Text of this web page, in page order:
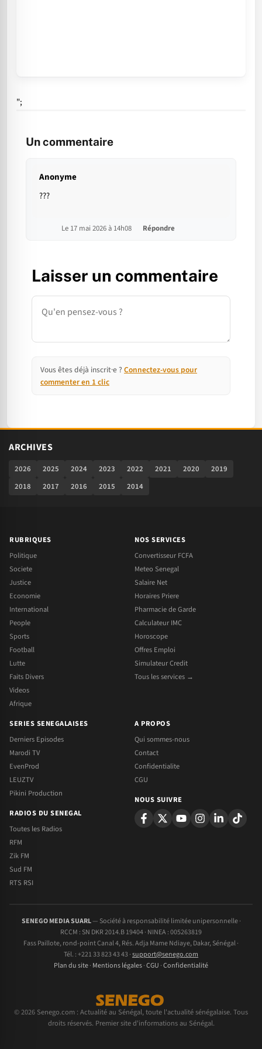
";
Un commentaire
Anonyme
???
Le 17 mai 2026 à 14h08 Répondre
Laisser un commentaire
Commentaire
Vous êtes déjà inscrit·e ? Connectez-vous pour
commenter en 1 clic
ARCHIVES
2026 2025 2024 2023 2022 2021 2020
2019
2018
2017 2016 2015 2014
RUBRIQUES
Politique
Societe
Justice
Economie
International
People
Sports
Football
Lutte
Faits Divers
Videos
Afrique
NOS SERVICES
Convertisseur FCFA
Meteo Senegal
Salaire Net
Horaires Priere
Pharmacie de Garde
Calculateur IMC
Horoscope
Offres Emploi
Simulateur Credit
Tous les services →
SERIES SENEGALAISES
Derniers Episodes
Marodi TV
EvenProd
LEUZTV
Pikini Production
RADIOS DU SENEGAL
Toutes les Radios
RFM
Zik FM
Sud FM
RTS RSI
A PROPOS
Qui sommes-nous
Contact
Confidentialite
CGU
NOUS SUIVRE
SENEGO MEDIA SUARL— Société à responsabilité limitée unipersonnelle ·
RCCM : SN DKR 2014.B 19404 · NINEA : 005263819
Fass Paillote, rond-point Canal 4, Rés. Adja Mame Ndiaye, Dakar, Sénégal ·
Tél. : +221 33 823 43 43 ·support@senego.com
Plan du site· Mentions légales·CGU ·Confidentialité
© 2026 Senego.com : Actualité au Sénégal, toute l'actualité sénégalaise. Tous
droits réservés. Premier site d'informations au Sénégal.